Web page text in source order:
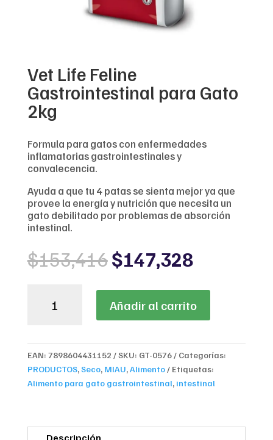
Vet Life Feline
Gastrointestinal para Gato
2kg
Formula para gatos con enfermedades
inflamatorias gastrointestinales y
convalecencia.
Ayuda a que tu 4 patas se sienta mejor ya que
provee la energía y nutrición que necesita un
gato debilitado por problemas de absorción
intestinal.
$153,416Original
price
was:
$153,416.
$147,328Current
price
is:
para
Gato
2kg
cantidad
Añadir al carrito
EAN: 7898604431152 SKU: GT-0576
Categorías:
PRODUCTOS,Seco, MIAU,Alimento
Etiquetas:
Alimento para gato gastrointestinal, intestinal